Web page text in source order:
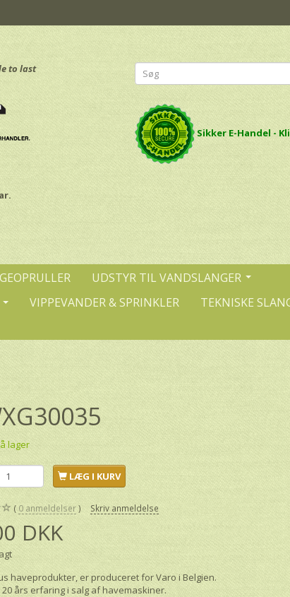
to last
Sikker E-Handel -
UDSTYR TIL VANDSLANGER
VIPPEVANDER & SPRINKLER
TEKNISKE
lager
LÆG I KURV
0 anmeldelser Skriv anmeldelse
DKK
haveprodukter, er produceret for Varo i Belgien.
års erfaring i salg af havemaskiner.